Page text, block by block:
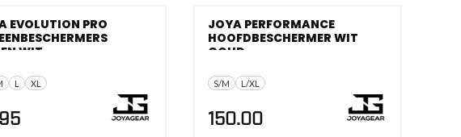
L XL
EVOLUTION PRO
WIT
S/M L/XL
JOYA PERFORMANCE
HOOFDBESCHERMER WIT
GOUD
150.00